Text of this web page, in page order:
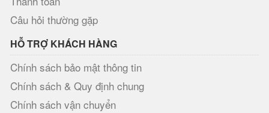
Câu hỏi thường gặp
HỖ TRỢ KHÁCH HÀNG
Chính sách bảo mật thông tin
Chính sách & Quy định chung
Chính sách vận chuyển